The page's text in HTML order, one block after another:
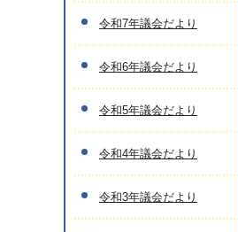
令和7年議会だより
令和6年議会だより
令和5年議会だより
令和4年議会だより
令和3年議会だより